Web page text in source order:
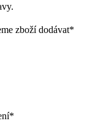
zboží dodávat*
*